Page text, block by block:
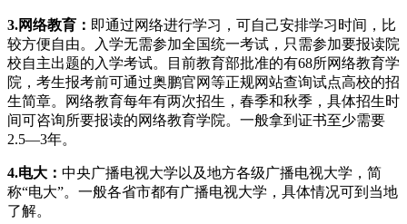
3.网络教育： 即通过网络进行学习，可自己安排学习时间，比
较方便自由。入学无需参加全国统一考试，只需参加要报读院
校自主出题的入学考试。目前教育部批准的有68所网络教育学
院，考生报考前可通过奥鹏官网等正规网站查询试点高校的招
生简章。网络教育每年有两次招生，春季和秋季，具体招生时
间可咨询所要报读的网络教育学院。一般拿到证书至少需要
2.5—3年。
4.电大： 中央广播电视大学以及地方各级广播电视大学，简
称“电大”。一般各省市都有广播电视大学，具体情况可到当地
了解。